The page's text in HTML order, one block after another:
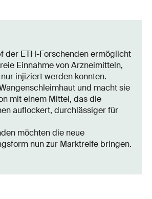
der ETH-Forschenden ermöglicht
Einnahme von Arzneimitteln,
injiziert werden konnten.
und macht sie
mit einem Mittel, das die
auflockert, durchlässiger für
möchten die neue
nun zur Marktreife bringen.